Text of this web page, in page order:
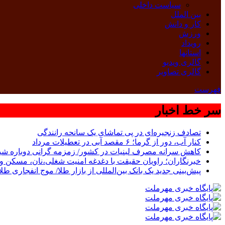
سیاست داخلی
بین الملل
کار و دانش
ورزش
رویداد
استانها
گالری ویدیو
گالری تصاویر
فهرست
سر خط اخبار
تصادف زنجیره‌ای در پی تماشای یک سانحه رانندگی
کنار آب، دور از گرما؛ ۶ مقصد آبی در تعطیلات مرداد
کاهش سرانه مصرف لبنیات در کشور/ زمزمه گرانی دوباره
خبرنگاران؛ راویان حقیقت با دغدغه امنیت شغلی،نان، مسکن و
پیش‌بینی جدید یک بانک بین‌المللی از بازار طلا/ موج انفجاری